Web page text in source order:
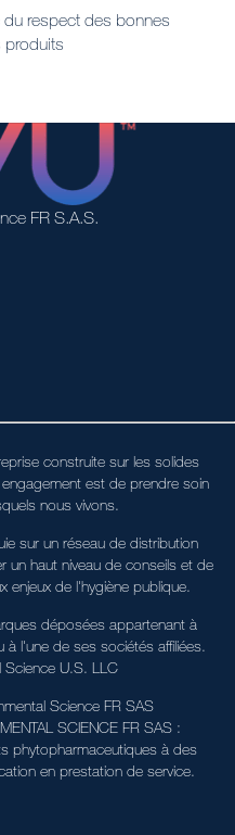
du respect des bonnes
produits
FR S.A.S.
construite sur les solides
est de prendre soin
nous vivons.
sur un réseau de distribution
un haut niveau de conseils et de
enjeux de l'hygiène publique.
déposées appartenant à
à l'une de ses sociétés affiliées.
U.S. LLC
Science FR SAS
SCIENCE FR SAS :
phytopharmaceutiques à des
en prestation de service.